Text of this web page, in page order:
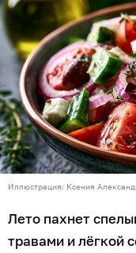
Иллюстрация: Ксения
Лето пахнет
травами и лёгкой